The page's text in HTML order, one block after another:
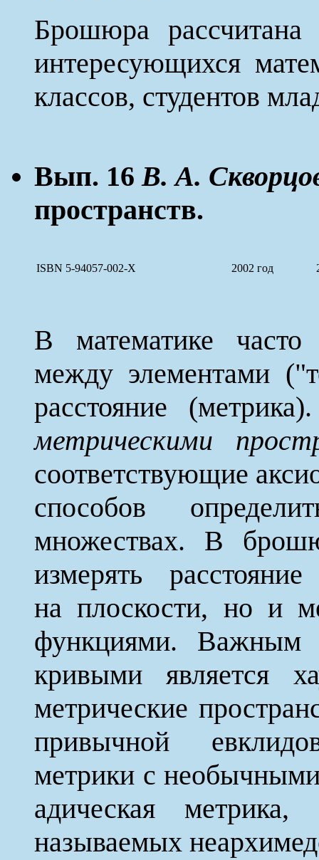
Брошюра
интересующихся
классов, студентов
Вып. 16 В. А.
пространств.
ISBN 5-94057-002-X 2002 год
В математике часто
между элементами
расстояние
метрическими
соответствующие
способов
множествах. В
измерять
на плоскости, но и
функциями. Важным
кривыми является
метрические
привычной
метрики с
адическая
называемых